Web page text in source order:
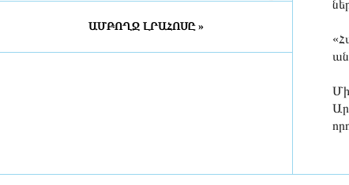
Դատախազությունն
ԱՄԲՈՂՋ ԼՐԱՀՈՍԸ »